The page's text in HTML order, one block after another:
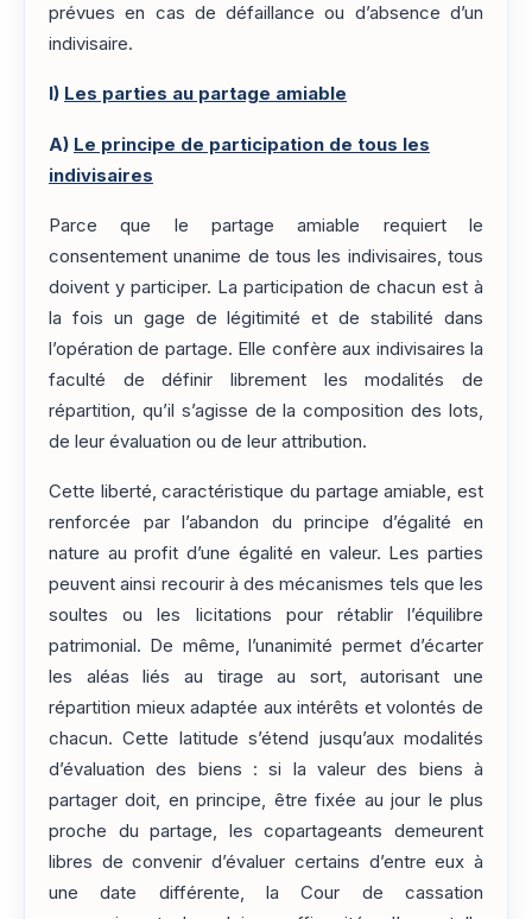
prévues en cas de défaillance ou d’absence d’un
indivisaire.
I) Les parties au partage amiable
A) Le principe de participation de tous les
indivisaires
Parce que le partage amiable requiert le
consentement unanime de tous les indivisaires, tous
doivent y participer. La participation de chacun est à
la fois un gage de légitimité et de stabilité dans
l’opération de partage. Elle confère aux indivisaires la
faculté de définir librement les modalités de
répartition, qu’il s’agisse de la composition des lots,
de leur évaluation ou de leur attribution.
Cette liberté, caractéristique du partage amiable, est
renforcée par l’abandon du principe d’égalité en
nature au profit d’une égalité en valeur. Les parties
peuvent ainsi recourir à des mécanismes tels que les
soultes ou les licitations pour rétablir l’équilibre
patrimonial. De même, l’unanimité permet d’écarter
les aléas liés au tirage au sort, autorisant une
répartition mieux adaptée aux intérêts et volontés de
chacun. Cette latitude s’étend jusqu’aux modalités
d’évaluation des biens : si la valeur des biens à
partager doit, en principe, être fixée au jour le plus
proche du partage, les copartageants demeurent
libres de convenir d’évaluer certains d’entre eux à
une date différente, la Cour de cassation